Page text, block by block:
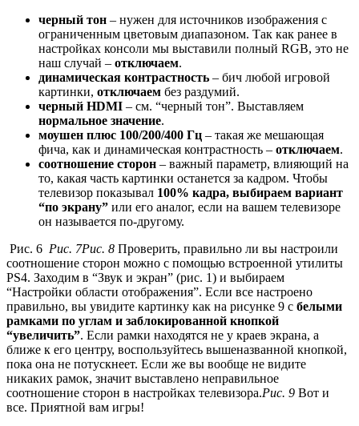
черный тон – нужен для источников изображения с
ограниченным цветовым диапазоном. Так как ранее в
настройках консоли мы выставили полный RGB, это не
наш случай – отключаем.
динамическая контрастность – бич любой игровой
картинки, отключаем без раздумий.
черный HDMI – см. “черный тон”. Выставляем
нормальное значение.
моушен плюс 100/200/400 Гц – такая же мешающая
фича, как и динамическая контрастность – отключаем.
соотношение сторон – важный параметр, влияющий на
то, какая часть картинки останется за кадром. Чтобы
телевизор показывал 100% кадра, выбираем вариант
“по экрану” или его аналог, если на вашем телевизоре
он называется по-другому.
Рис. 6 Рис. 7Рис. 8 Проверить, правильно ли вы настроили
соотношение сторон можно с помощью встроенной утилиты
PS4. Заходим в “Звук и экран” (рис. 1) и выбираем
“Настройки области отображения”. Если все настроено
правильно, вы увидите картинку как на рисунке 9 с белыми
рамками по углам и заблокированной кнопкой
“увеличить”. Если рамки находятся не у краев экрана, а
ближе к его центру, воспользуйтесь вышеназванной кнопкой,
пока она не потускнеет. Если же вы вообще не видите
никаких рамок, значит выставлено неправильное
соотношение сторон в настройках телевизора.Рис. 9 Вот и
все. Приятной вам игры!